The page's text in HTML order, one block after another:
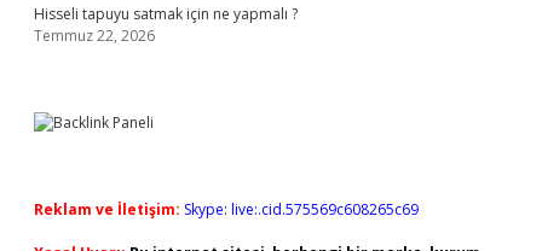
Hisseli tapuyu satmak için ne yapmalı ?
Temmuz 22, 2026
Reklam ve İletişim: Skype: live:.cid.575569c608265c69